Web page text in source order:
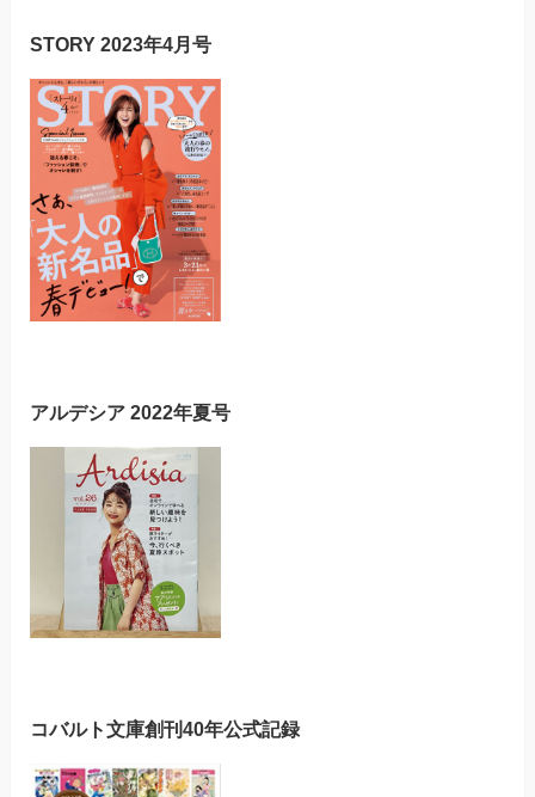
STORY 2023年4月号
アルデシア 2022年夏号
コバルト文庫創刊40年公式記録